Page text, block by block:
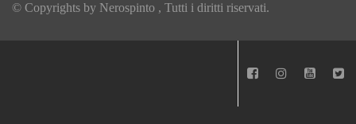
© Copyrights by Nerospinto , Tutti i diritti riservati.